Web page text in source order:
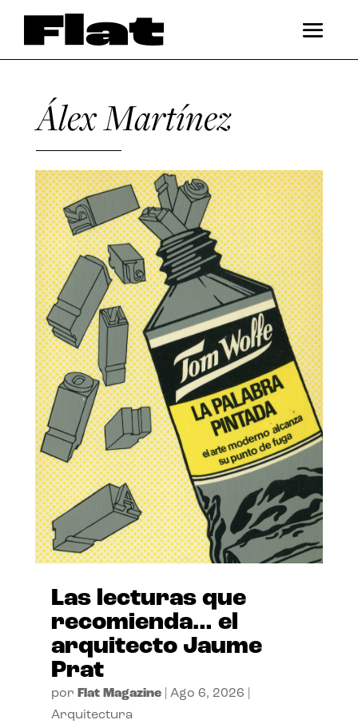
Álex Martínez
Las lecturas que
recomienda… el
arquitecto Jaume
Prat
por Flat Magazine| Ago 6, 2026
Arquitectura